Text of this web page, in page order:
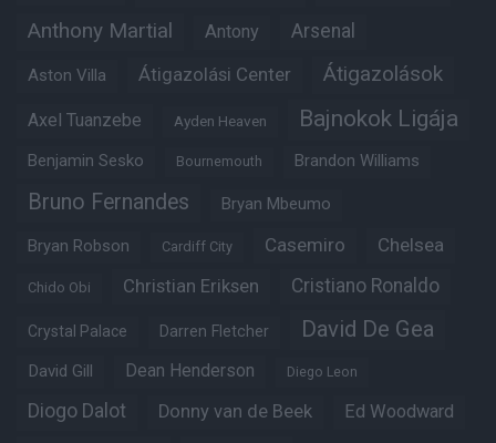
Anthony Martial Antony Arsenal
Aston Villa Átigazolási Center Átigazolások
Axel Tuanzebe Ayden Heaven Bajnokok Ligája
Benjamin Sesko Bournemouth Brandon Williams
Bruno Fernandes Bryan Mbeumo
Bryan Robson Cardiff City Casemiro Chelsea
Chido Obi Christian Eriksen Cristiano Ronaldo
Crystal Palace Darren Fletcher David De Gea
David Gill Dean Henderson Diego Leon
Diogo Dalot Donny van de Beek Ed Woodward